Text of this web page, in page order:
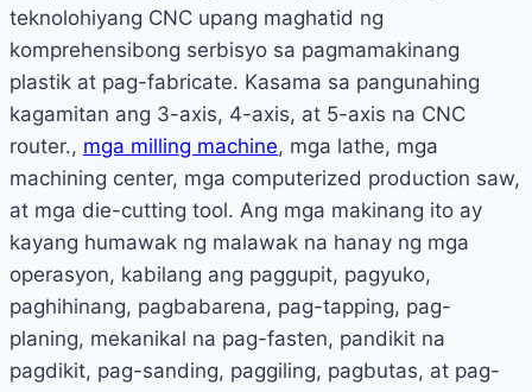
teknolohiyang CNC upang maghatid ng
komprehensibong serbisyo sa pagmamakinang
plastik at pag-fabricate. Kasama sa pangunahing
kagamitan ang 3-axis, 4-axis, at 5-axis na CNC
router., mga milling machine, mga lathe, mga
machining center, mga computerized production saw,
at mga die-cutting tool. Ang mga makinang ito ay
kayang humawak ng malawak na hanay ng mga
operasyon, kabilang ang paggupit, pagyuko,
paghihinang, pagbabarena, pag-tapping, pag-
planing, mekanikal na pag-fasten, pandikit na
pagdikit, pag-sanding, paggiling, pagbutas, at pag-